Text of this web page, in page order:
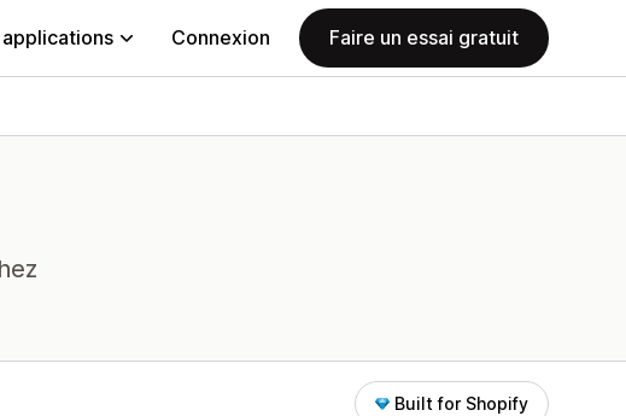
Connexion Faire un essai gratuit
Built for Shopify